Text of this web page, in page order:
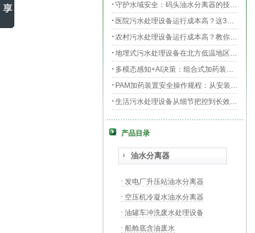
守护水域安全：码头油水分离器的技术升级与效能提升
医院污水处理设备运行成本高？这3个环节最烧钱
农村污水处理设备运行成本高？教你三招轻松降低运维费用！
地埋式污水处理设备在北方低温地区的运行稳定性：挑战与对策
多模态感知+AI决策：组合式加药装置的智能运维新范式
PAM加药装置安全操作规程：从安装到运维的全流程规范
生活污水处理设备从细节把控到长效运行的全流程指南
膜片曝气器安装指南，从池底准备到运行测试
PAC加药装置工业水处理的“化学魔法师”
产品目录
油水分离器
发电厂升压站油水分离器
空压机冷凝水油水分离器
油罐车冲洗废水处理设备
船舱底含油废水